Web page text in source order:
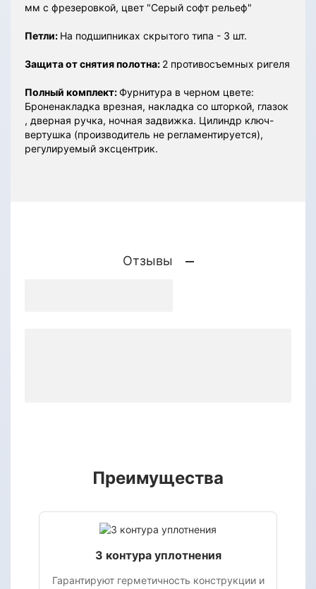
мм с фрезеровкой, цвет "Серый софт рельеф"
Петли: На подшипниках скрытого типа - 3 шт.
Защита от снятия полотна: 2 противосъемных ригеля
Полный комплект: Фурнитура в черном цвете:
Броненакладка врезная, накладка со шторкой, глазок
, дверная ручка, ночная задвижка. Цилиндр ключ-
вертушка (производитель не регламентируется),
регулируемый эксцентрик.
Отзывы
Преимущества
3 контура уплотнения
Гарантируют герметичность конструкции и